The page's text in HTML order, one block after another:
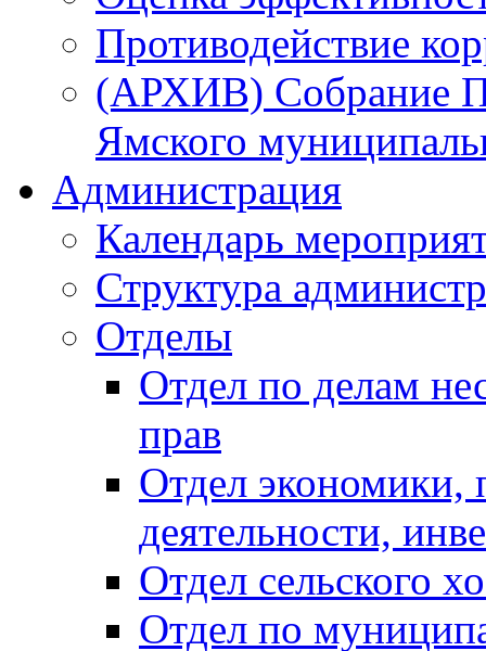
Противодействие
(АРХИВ) Собрание
Ямского
Администрация
Календарь
Структура
Отделы
Отдел по делам
прав
Отдел экономики,
деятельности,
Отдел сельского
Отдел по